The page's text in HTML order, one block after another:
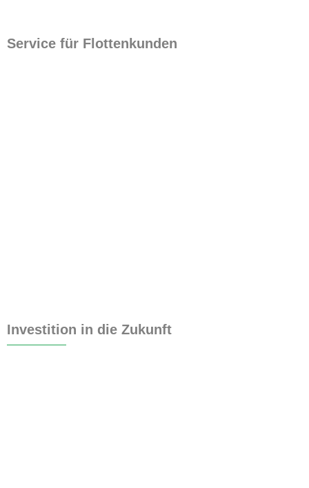
Service für Flottenkunden
Investition in die Zukunft